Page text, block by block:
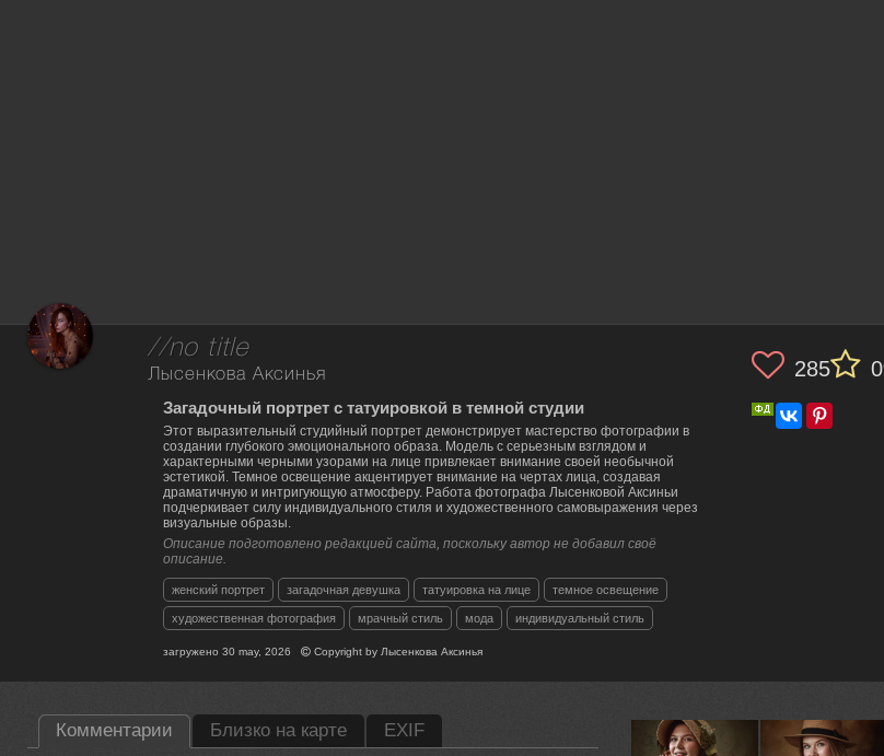
//no title
Лысенкова Аксинья
Загадочный портрет с татуировкой в темной студии
Этот выразительный студийный портрет демонстрирует мастерство фотографии в
создании глубокого эмоционального образа. Модель с серьезным взглядом и
характерными черными узорами на лице привлекает внимание своей необычной
эстетикой. Темное освещение акцентирует внимание на чертах лица, создавая
драматичную и интригующую атмосферу. Работа фотографа Лысенковой Аксиньи
подчеркивает силу индивидуального стиля и художественного самовыражения через
визуальные образы.
Описание подготовлено редакцией сайта, поскольку автор не добавил своё
описание.
женский портрет загадочная девушка татуировка на лице темное освещение
художественная фотография мрачный стиль мода индивидуальный стиль
загружено30 may, 2026 Copyright by Лысенкова Аксинья
285 0
Комментарии Близко на карте EXIF